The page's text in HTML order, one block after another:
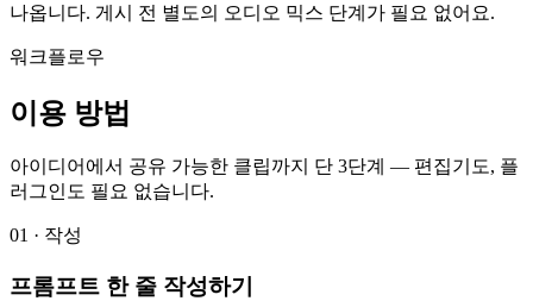
나옵니다. 게시 전 별도의 오디오 믹스 단계가 필요 없어요.
워크플로우
이용 방법
아이디어에서 공유 가능한 클립까지 단 3단계 — 편집기도, 플
러그인도 필요 없습니다.
01 · 작성
프롬프트 한 줄 작성하기